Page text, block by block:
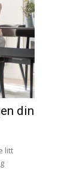
din
litt